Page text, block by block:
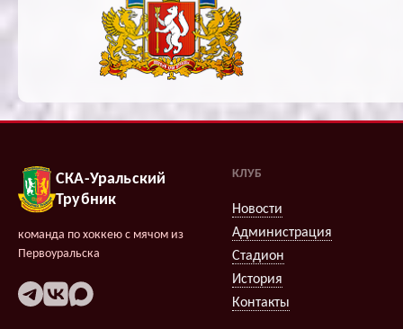
СКА-Уральский
Трубник
команда по хоккею с мячом из
Первоуральска
КЛУБ
Новости
Администрация
Стадион
История
Контакты